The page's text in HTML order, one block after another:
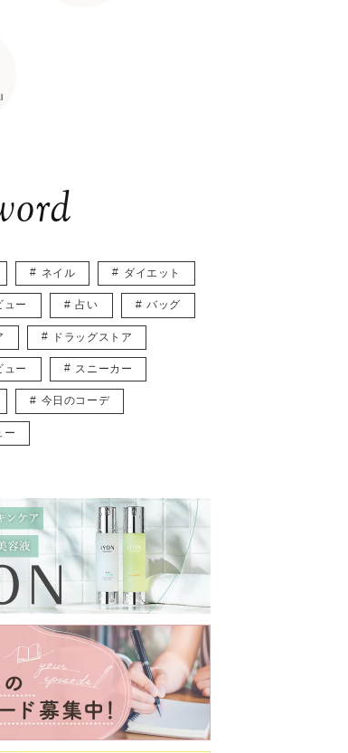
ネイル ダイエット
ュー 占い バッグ
ドラッグストア
ュー スニーカー
今日のコーデ
ー